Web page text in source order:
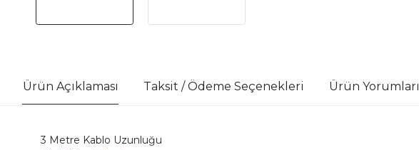
Ürün Açıklaması Taksit / Ödeme Seçenekleri Ürün Yorumları
3 Metre Kablo Uzunluğu